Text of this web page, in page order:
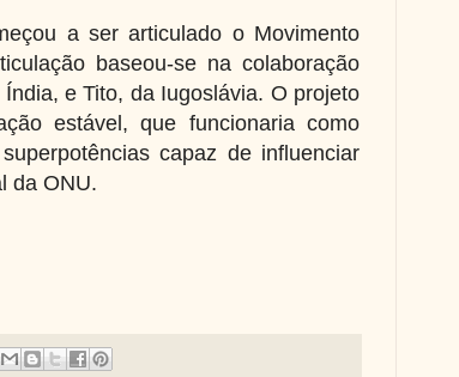
a ser articulado o Movimento
baseou-se na colaboração
e Tito, da Iugoslávia. O projeto
estável, que funcionaria como
capaz de influenciar
da ONU.